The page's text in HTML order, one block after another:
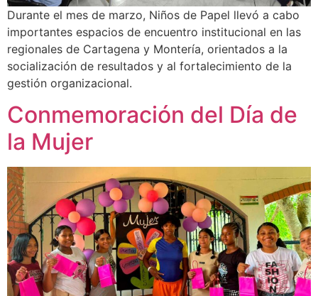
Durante el mes de marzo, Niños de Papel llevó a cabo
importantes espacios de encuentro institucional en las
regionales de Cartagena y Montería, orientados a la
socialización de resultados y al fortalecimiento de la
gestión organizacional.
Conmemoración del Día de
la Mujer